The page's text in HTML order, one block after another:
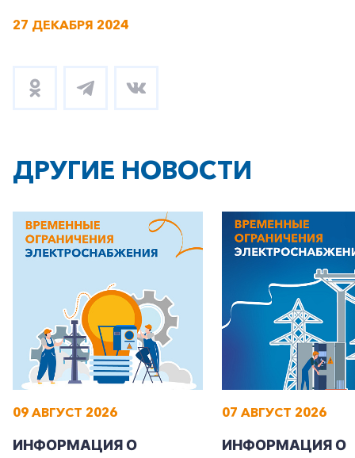
27 ДЕКАБРЯ 2024
ДРУГИЕ НОВОСТИ
09 АВГУСТ 2026
ИНФОРМАЦИЯ О
07 АВГУСТ 2026
ИНФОРМАЦИЯ О